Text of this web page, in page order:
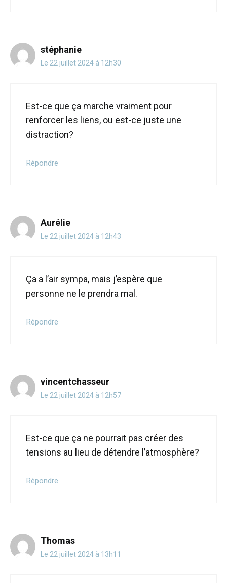
stéphanie
Le 22 juillet 2024 à 12h30
Est-ce que ça marche vraiment pour
renforcer les liens, ou est-ce juste une
distraction?
Répondre
Aurélie
Le 22 juillet 2024 à 12h43
Ça a l’air sympa, mais j’espère que
personne ne le prendra mal.
Répondre
vincentchasseur
Le 22 juillet 2024 à 12h57
Est-ce que ça ne pourrait pas créer des
tensions au lieu de détendre l’atmosphère?
Répondre
Thomas
Le 22 juillet 2024 à 13h11